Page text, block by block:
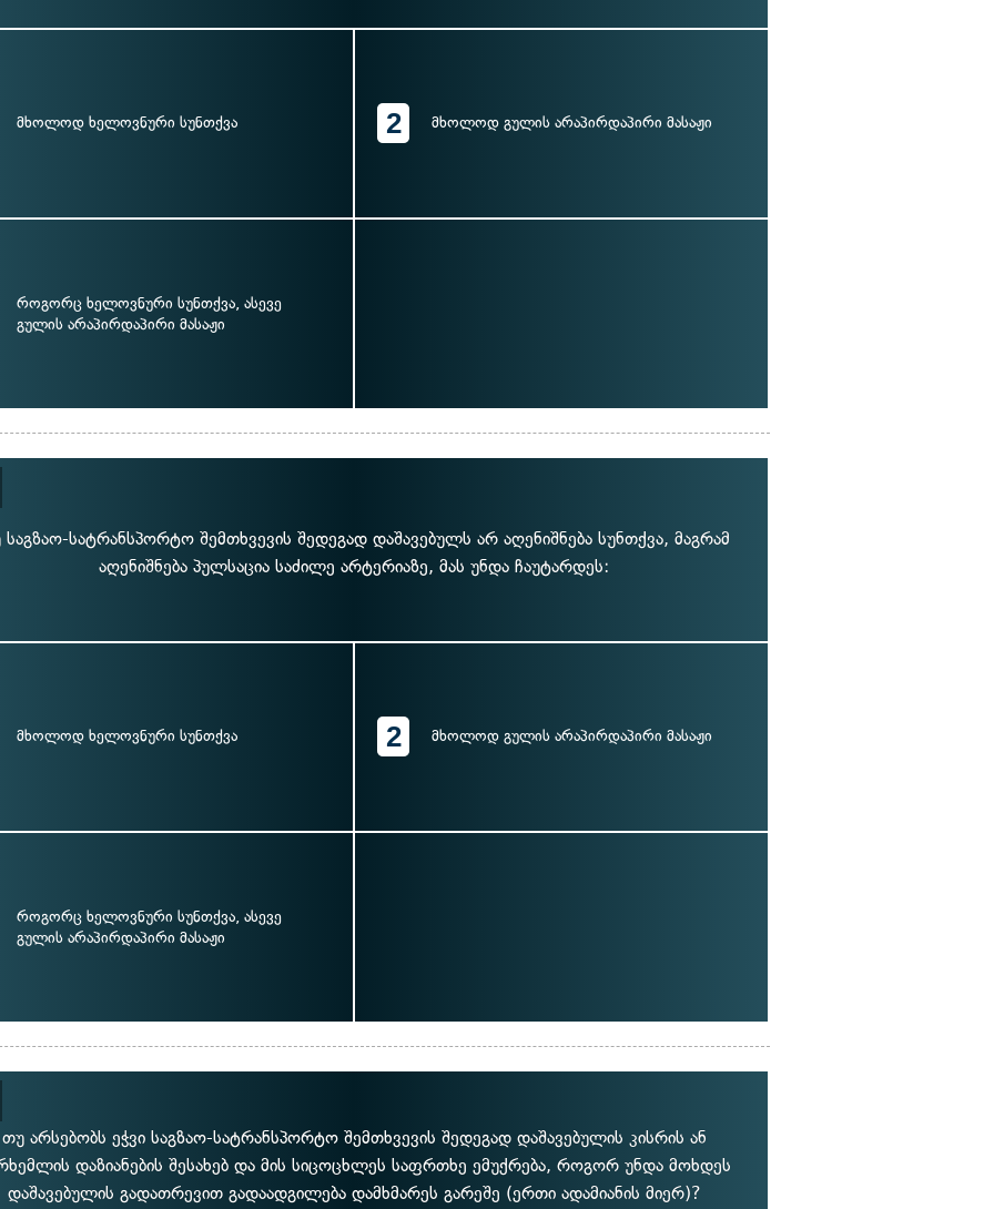
მხოლოდ ხელოვნური სუნთქვა 2 მხოლოდ გულის არაპირდაპირი მასაჟი
როგორც ხელოვნური სუნთქვა, ასევე
გულის არაპირდაპირი მასაჟი
სატრანსპორტო შემთხვევის შედეგად დაშავებულს არ აღენიშნება სუნთქვა, მაგრამ
აღენიშნება პულსაცია საძილე არტერიაზე, მას უნდა ჩაუტარდეს:
მხოლოდ ხელოვნური სუნთქვა 2 მხოლოდ გულის არაპირდაპირი მასაჟი
როგორც ხელოვნური სუნთქვა, ასევე
გულის არაპირდაპირი მასაჟი
თუ არსებობს ეჭვი საგზაო-სატრანსპორტო შემთხვევის შედეგად დაშავებულის კისრის ან
დაზიანების შესახებ და მის სიცოცხლეს საფრთხე ემუქრება, როგორ უნდა მოხდეს
დაშავებულის გადათრევით გადაადგილება დამხმარეს გარეშე (ერთი ადამიანის მიერ)?